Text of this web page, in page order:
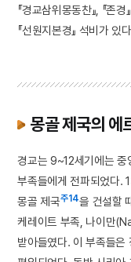
『경교삼위몽동찬』, 『존
『선원지본경』 석비가 있
몽골 제국의 에
경교는 9~12세기에는 중
부족들에게 전파되었다.
몽골 제국주14을 건설할
케레이트 부족, 나이만
받아들였다. 이 부족들은